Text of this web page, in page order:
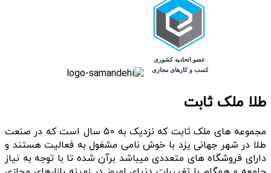
طلا ملک ثابت
مجموعه های ملک ثابت که نزدیک به 50 سال است که در صنعت
طلا در شهر جهانی یزد با خوش نامی مشغول به فعالیت هستند و
دارای فروشگاه های متعددی میباشد برآن شده تا با توجه به نیاز